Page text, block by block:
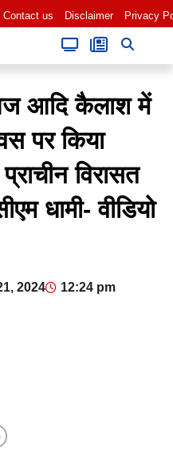
Contact us Disclaimer Privacy
आदि कैलाश में
पर किया
विरासत
धामी- वीडियो
2024
12:24 pm